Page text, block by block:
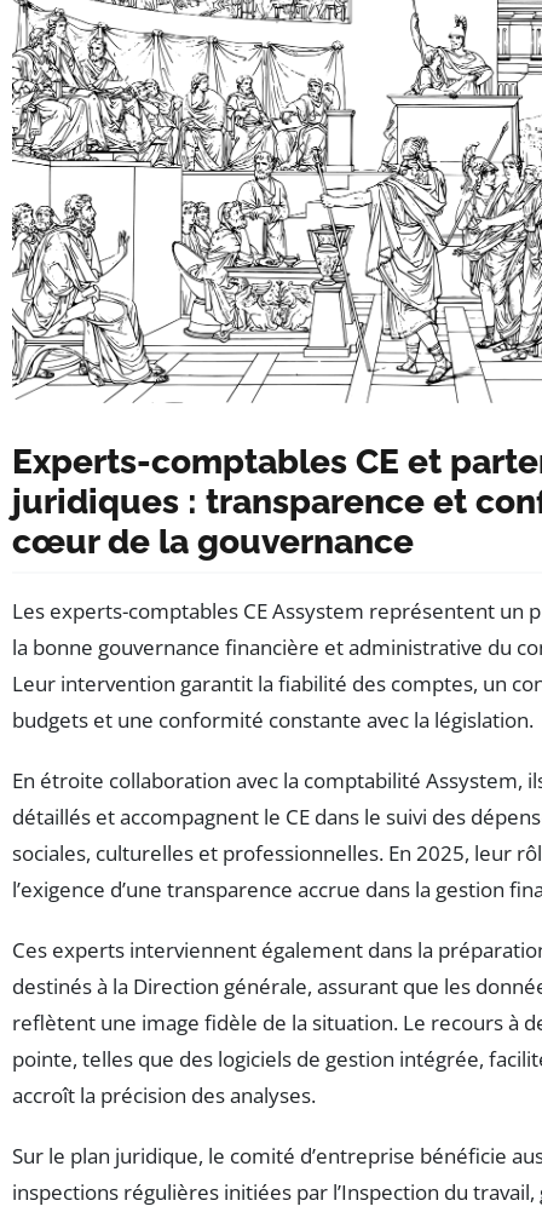
Experts-comptables CE et
juridiques : transparence et
cœur de la gouvernance
Les experts-comptables CE Assystem représentent un
la bonne gouvernance financière et administrative du
Leur intervention garantit la fiabilité des comptes, un
budgets et une conformité constante avec la législation.
En étroite collaboration avec la comptabilité Assystem,
détaillés et accompagnent le CE dans le suivi des
sociales, culturelles et professionnelles. En 2025, leur
l’exigence d’une transparence accrue dans la gestion
Ces experts interviennent également dans la
destinés à la Direction générale, assurant que les
reflètent une image fidèle de la situation. Le recours à
pointe, telles que des logiciels de gestion intégrée,
accroît la précision des analyses.
Sur le plan juridique, le comité d’entreprise bénéficie
inspections régulières initiées par l’Inspection du